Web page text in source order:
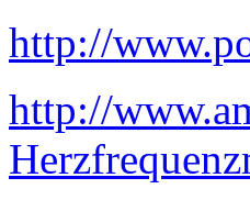
http://
http://